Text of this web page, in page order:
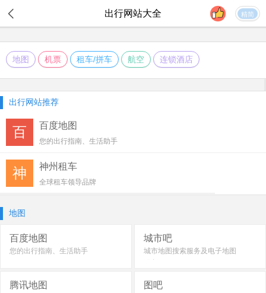
出行网站大全 精简
地图 机票 租车/拼车 航空 连锁酒店
出行网站推荐
百 百度地图
您的出行指南、生活助手
神 神州租车
全球租车领导品牌
地图
百度地图
您的出行指南、生活助手
城市吧
城市地图搜索服务及电子地图
腾讯地图 图吧